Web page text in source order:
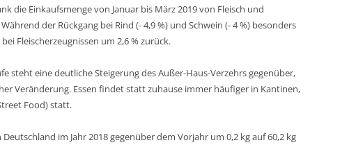
die Einkaufsmengevon Januar bis März 2019 von Fleisch und
der Rückgang bei Rind (- 4,9 %) und Schwein (- 4 %) besonders
Fleischerzeugnissen um 2,6 % zurück.
steht eine deutliche Steigerung des Außer-Haus-Verzehrs gegenüber,
Veränderung. Essen findet statt zuhause immer häufiger in Kantinen,
Food) statt.
im Jahr 2018 gegenüber dem Vorjahr um 0,2 kg auf 60,2 kg